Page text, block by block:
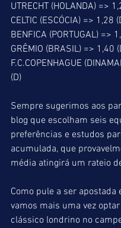
UTRECHT (HOLANDA) =>
CELTIC (ESCÓCIA) => 1,28
BENFICA (PORTUGAL) =>
GRÊMIO (BRASIL) => 1,40
F.C.COPENHAGUE
(D)
Sempre sugerimos aos
blog que escolham seis
preferências e estudos
acumulada, que
média atingirá um rateio
Como pule a ser apostada
vamos mais uma vez
clássico londrino no